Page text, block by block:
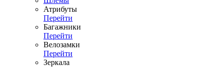
Атрибуты
Перейти
Багажники
Перейти
Велозамки
Перейти
Зеркала